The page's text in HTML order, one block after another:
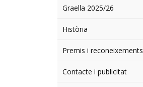
Graella 2025/26
Història
Premis i reconeixements
Contacte i publicitat